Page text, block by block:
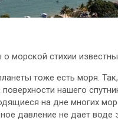
морской стихии
тоже есть моря.
поверхности нашего
на дне многих
давление не дает воде